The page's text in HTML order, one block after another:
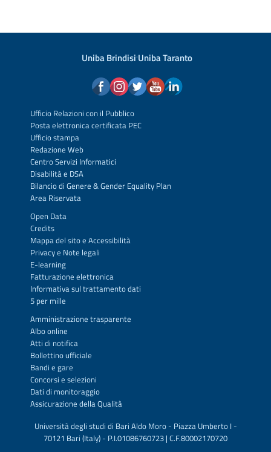
Uniba Brindisi·Uniba Taranto
Ufficio Relazioni con il Pubblico
Posta elettronica certificata PEC
Ufficio stampa
Redazione Web
Centro Servizi Informatici
Disabilità e DSA
Bilancio di Genere & Gender Equality Plan
Area Riservata
Open Data
Credits
Mappa del sitoe Accessibilità
Privacye Note legali
E-learning
Fatturazione elettronica
Informativa sul trattamento dati
5 per mille
Amministrazione trasparente
Albo online
Atti di notifica
Bollettino ufficiale
Bandi e gare
Concorsi e selezioni
Dati di monitoraggio
Assicurazione della Qualità
Università degli studi di Bari Aldo Moro - Piazza Umberto I -
70121 Bari (Italy) - P.I.01086760723 | C.F.80002170720